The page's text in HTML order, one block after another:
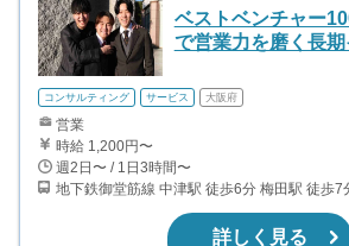
ベストベンチャー
で営業力を磨く長期
コンサルティング サービス 大阪府
営業
時給 1,200円〜
週2日〜 / 1日3時間〜
地下鉄御堂筋線 中津駅 徒歩6分 梅田駅 徒歩7
詳しく見る